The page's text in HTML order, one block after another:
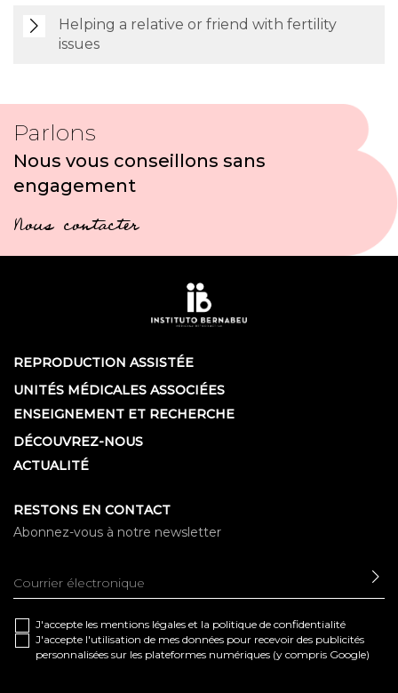
Helping a relative or friend with fertility
issues
Parlons
Nous vous conseillons sans
engagement
Nous contacter
REPRODUCTION ASSISTÉE
UNITÉS MÉDICALES ASSOCIÉES
ENSEIGNEMENT ET RECHERCHE
DÉCOUVREZ-NOUS
ACTUALITÉ
RESTONS EN CONTACT
Abonnez-vous à notre newsletter
J'accepte les mentions légales et la politique de confidentialité
J'accepte l'utilisation de mes données pour recevoir des publicités
personnalisées sur les plateformes numériques (y compris Google)